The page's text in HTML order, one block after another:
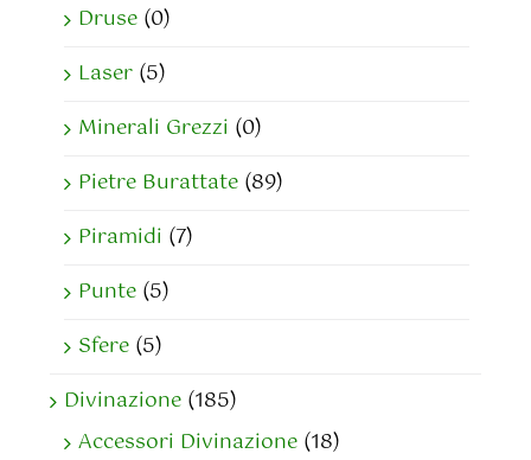
Druse (0)
Laser (5)
Minerali Grezzi (0)
Pietre Burattate (89)
Piramidi (7)
Punte (5)
Sfere (5)
Divinazione (185)
Accessori Divinazione (18)